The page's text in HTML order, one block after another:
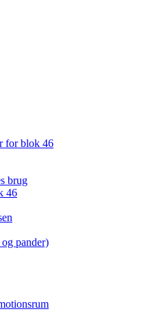
for blok 46
brug
46
pander)